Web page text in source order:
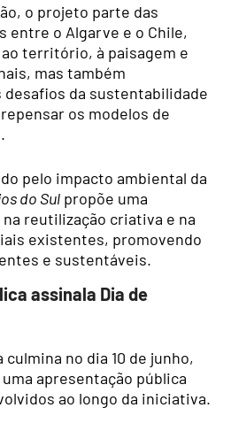
o projeto parte das
entre o Algarve e o Chile,
território, à paisagem e
mas também
da sustentabilidade
os modelos de
pelo impacto ambiental da
do Sul propõe uma
reutilização criativa e na
existentes, promovendo
e sustentáveis.
assinala Dia de
no dia 10 de junho,
apresentação pública
ao longo da iniciativa.